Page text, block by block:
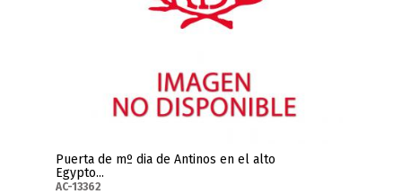
Puerta de mº dia de Antinos en el alto
Egypto...
AC-13362